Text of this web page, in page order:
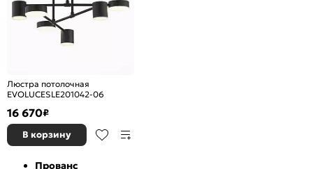
Люстра потолочная
EVOLUCESLE201042-06
16 670₽
В корзину
Прованс